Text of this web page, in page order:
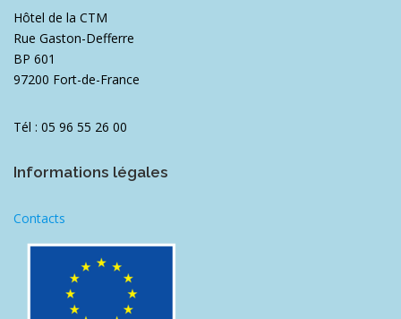
Hôtel de la CTM
Rue Gaston-Defferre
BP 601
97200 Fort-de-France
Tél : 05 96 55 26 00
Informations légales
Contacts